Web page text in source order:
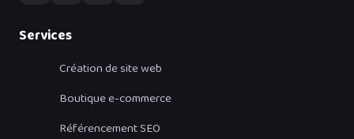
Services
Création de site web
Boutique e-commerce
Référencement SEO